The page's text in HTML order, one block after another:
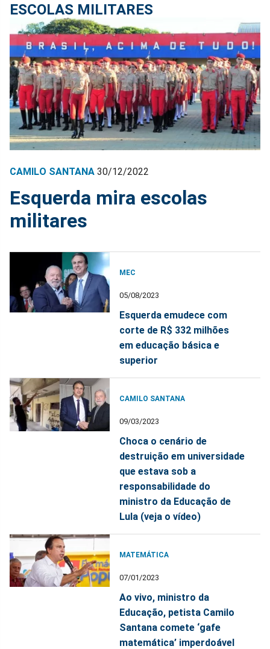
ESCOLAS MILITARES
CAMILO SANTANA 30/12/2022
Esquerda mira escolas
militares
MEC
05/08/2023
Esquerda emudece com
corte de R$ 332 milhões
em educação básica e
superior
CAMILO SANTANA
09/03/2023
Choca o cenário de
destruição em universidade
que estava sob a
responsabilidade do
ministro da Educação de
Lula (veja o vídeo)
MATEMÁTICA
07/01/2023
Ao vivo, ministro da
Educação, petista Camilo
Santana comete ‘gafe
matemática’ imperdoável